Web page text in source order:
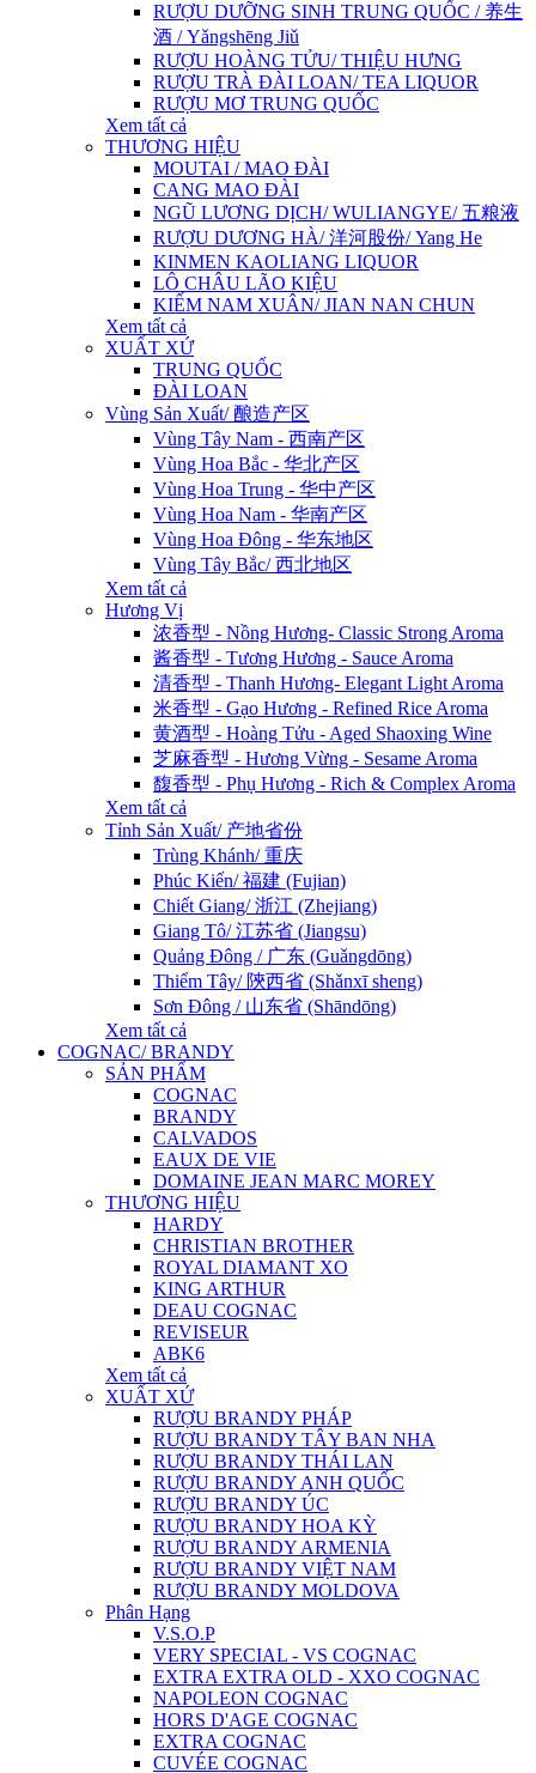
RƯỢU DƯỠNG SINH TRUNG QUỐC / 养生
酒 / Yǎngshēng Jiǔ
RƯỢU HOÀNG TỬU/ THIỆU HƯNG
RƯỢU TRÀ ĐÀI LOAN/ TEA LIQUOR
RƯỢU MƠ TRUNG QUỐC
Xem tất cả
THƯƠNG HIỆU
MOUTAI / MAO ĐÀI
CANG MAO ĐÀI
NGŨ LƯƠNG DỊCH/ WULIANGYE/ 五粮液
RƯỢU DƯƠNG HÀ/ 洋河股份/ Yang He
KINMEN KAOLIANG LIQUOR
LÔ CHÂU LÃO KIỆU
KIẾM NAM XUÂN/ JIAN NAN CHUN
Xem tất cả
XUẤT XỨ
TRUNG QUỐC
ĐÀI LOAN
Vùng Sản Xuất/ 酿造产区
Vùng Tây Nam - 西南产区
Vùng Hoa Bắc - 华北产区
Vùng Hoa Trung - 华中产区
Vùng Hoa Nam - 华南产区
Vùng Hoa Đông - 华东地区
Vùng Tây Bắc/ 西北地区
Xem tất cả
Hương Vị
浓香型 - Nồng Hương- Classic Strong Aroma
酱香型 - Tương Hương - Sauce Aroma
清香型 - Thanh Hương- Elegant Light Aroma
米香型 - Gạo Hương - Refined Rice Aroma
黄酒型 - Hoàng Tửu - Aged Shaoxing Wine
芝麻香型 - Hương Vừng - Sesame Aroma
馥香型 - Phụ Hương - Rich & Complex Aroma
Xem tất cả
Tỉnh Sản Xuất/ 产地省份
Trùng Khánh/ 重庆
Phúc Kiến/ 福建 (Fujian)
Chiết Giang/ 浙江 (Zhejiang)
Giang Tô/ 江苏省 (Jiangsu)
Quảng Đông / 广东 (Guǎngdōng)
Thiểm Tây/ 陝西省 (Shǎnxī sheng)
Sơn Đông / 山东省 (Shāndōng)
Xem tất cả
COGNAC/ BRANDY
SẢN PHẨM
COGNAC
BRANDY
CALVADOS
EAUX DE VIE
DOMAINE JEAN MARC MOREY
THƯƠNG HIỆU
HARDY
CHRISTIAN BROTHER
ROYAL DIAMANT XO
KING ARTHUR
DEAU COGNAC
REVISEUR
ABK6
Xem tất cả
XUẤT XỨ
RƯỢU BRANDY PHÁP
RƯỢU BRANDY TÂY BAN NHA
RƯỢU BRANDY THÁI LAN
RƯỢU BRANDY ANH QUỐC
RƯỢU BRANDY ÚC
RƯỢU BRANDY HOA KỲ
RƯỢU BRANDY ARMENIA
RƯỢU BRANDY VIỆT NAM
RƯỢU BRANDY MOLDOVA
Phân Hạng
V.S.O.P
VERY SPECIAL - VS COGNAC
EXTRA EXTRA OLD - XXO COGNAC
NAPOLEON COGNAC
HORS D'AGE COGNAC
EXTRA COGNAC
CUVÉE COGNAC